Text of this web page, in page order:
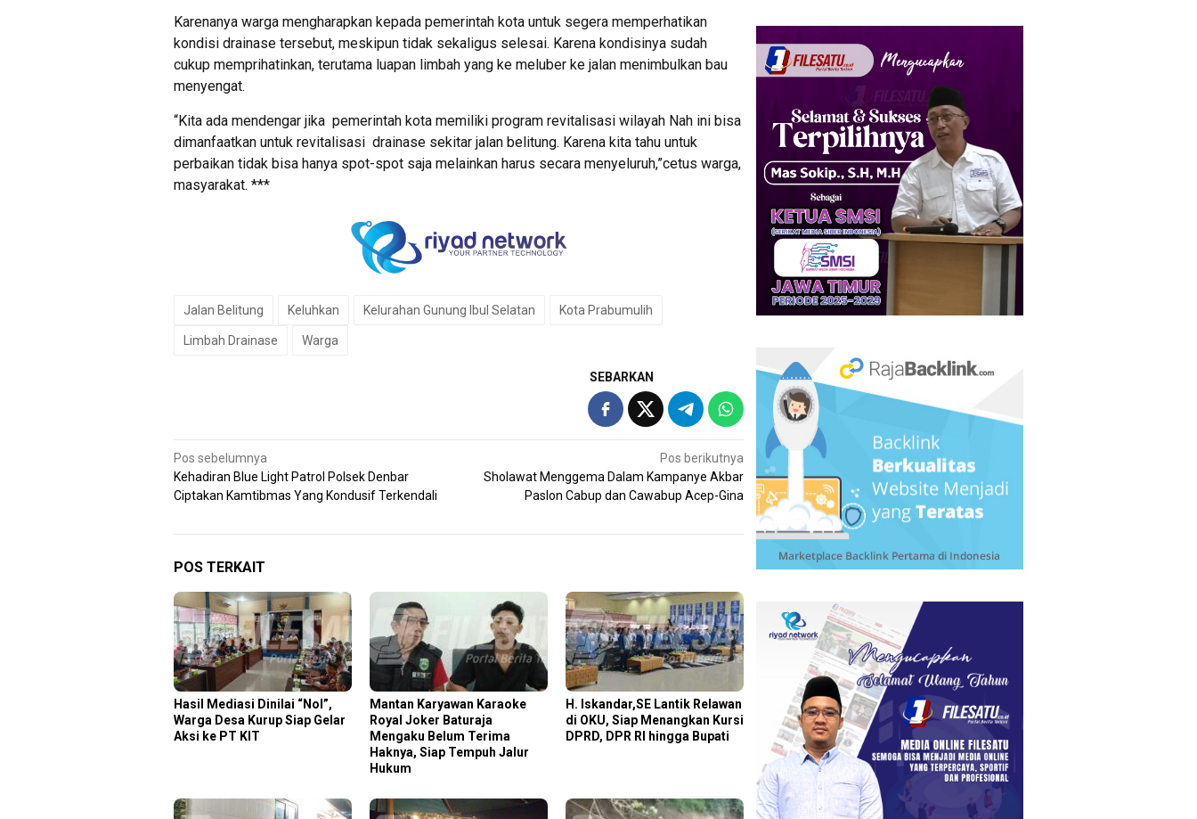
Karenanya warga mengharapkan kepada pemerintah kota untuk segera memperhatikan
kondisi drainase tersebut, meskipun tidak sekaligus selesai. Karena kondisinya sudah
cukup memprihatinkan, terutama luapan limbah yang ke meluber ke jalan menimbulkan bau
menyengat.
“Kita ada mendengar jika pemerintah kota memiliki program revitalisasi wilayah Nah ini bisa
dimanfaatkan untuk revitalisasi drainase sekitar jalan belitung. Karena kita tahu untuk
perbaikan tidak bisa hanya spot-spot saja melainkan harus secara menyeluruh,”cetus warga,
masyarakat. ***
Jalan Belitung Keluhkan Kelurahan Gunung Ibul Selatan Kota Prabumulih
Limbah Drainase Warga
SEBARKAN
Navigasi
pos
Pos sebelumnya
Kehadiran Blue Light Patrol Polsek Denbar
Ciptakan Kamtibmas Yang Kondusif Terkendali
Pos berikutnya
Sholawat Menggema Dalam Kampanye Akbar
Paslon Cabup dan Cawabup Acep-Gina
POS TERKAIT
Hasil Mediasi Dinilai “Nol”,
Warga Desa Kurup Siap Gelar
Aksi ke PT KIT
Mantan Karyawan Karaoke
Royal Joker Baturaja
Mengaku Belum Terima
Haknya, Siap Tempuh Jalur
Hukum
H. Iskandar,SE Lantik Relawan
di OKU, Siap Menangkan Kursi
DPRD, DPR RI hingga Bupati